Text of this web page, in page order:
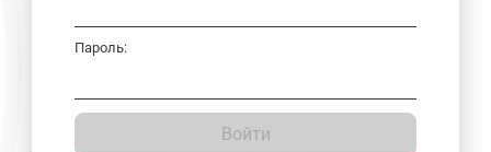
Пароль:
Войти